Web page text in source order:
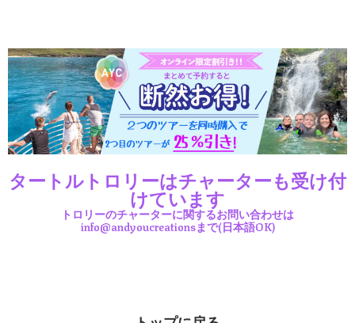
タートルトロリーはチャーターも受け付
けています
トロリーのチャーターに関するお問い合わせは
info@andyoucreationsまで(日本語OK)